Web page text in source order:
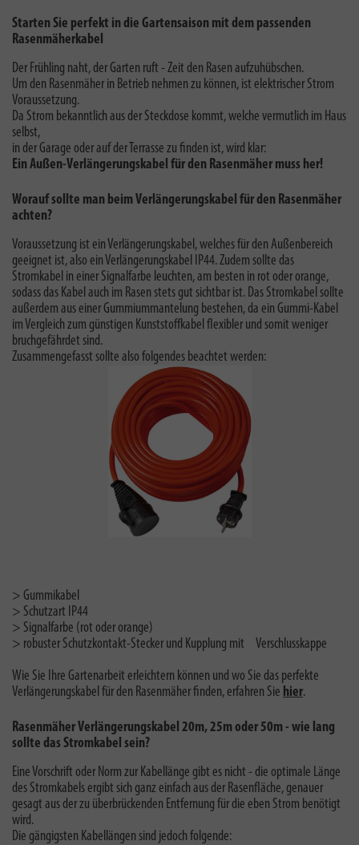
Starten Sie perfekt in die Gartensaison mit dem passenden
Rasenmäherkabel
Der Frühling naht, der Garten ruft - Zeit den Rasen aufzuhübschen.
Um den Rasenmäher in Betrieb nehmen zu können, ist elektrischer Strom
Voraussetzung.
Da Strom bekanntlich aus der Steckdose kommt, welche vermutlich im Haus
selbst,
in der Garage oder auf der Terrasse zu finden ist, wird klar:
Ein Außen-Verlängerungskabel für den Rasenmäher muss her!
Worauf sollte man beim Verlängerungskabel für den Rasenmäher
achten?
Voraussetzung ist ein Verlängerungskabel, welches für den Außenbereich
geeignet ist, also ein Verlängerungskabel IP44. Zudem sollte das
Stromkabel in einer Signalfarbe leuchten, am besten in rot oder orange,
sodass das Kabel auch im Rasen stets gut sichtbar ist. Das Stromkabel sollte
außerdem aus einer Gummiummantelung bestehen, da ein Gummi-Kabel
im Vergleich zum günstigen Kunststoffkabel flexibler und somit weniger
bruchgefährdet sind.
Zusammengefasst sollte also folgendes beachtet werden:
> Gummikabel
> Schutzart IP44
> Signalfarbe (rot oder orange)
> robuster Schutzkontakt-Stecker und Kupplung mit Verschlusskappe
Wie Sie Ihre Gartenarbeit erleichtern können und wo Sie das perfekte
Verlängerungskabel für den Rasenmäher finden, erfahren Sie hier.
Rasenmäher Verlängerungskabel 20m, 25m oder 50m - wie lang
sollte das Stromkabel sein?
Eine Vorschrift oder Norm zur Kabellänge gibt es nicht - die optimale Länge
des Stromkabels ergibt sich ganz einfach aus der Rasenfläche, genauer
gesagt aus der zu überbrückenden Entfernung für die eben Strom benötigt
wird.
Die gängigsten Kabellängen sind jedoch folgende: